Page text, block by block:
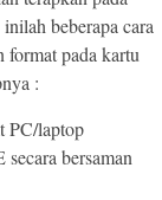
beberapa cara
pada kartu
:
PC/laptop
bersaman